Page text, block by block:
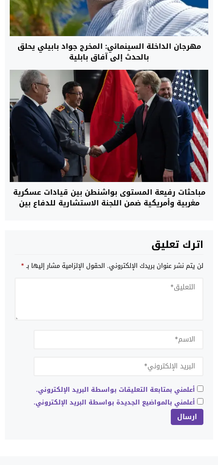
مهرجان الداخلة السينمائي: المخرج جواد بابيلي يحلق
بالحدث إلى آفاق بابلية
مباحثات رفيعة المستوى بواشنطن بين قيادات عسكرية
مغربية وأمريكية ضمن اللجنة الاستشارية للدفاع بين
اترك تعليق
لن يتم نشر عنوان بريدك الإلكتروني. الحقول الإلزامية مشار إليها بـ*
أعلمني بمتابعة التعليقات بواسطة البريد الإلكتروني.
أعلمني بالمواضيع الجديدة بواسطة البريد الإلكتروني.